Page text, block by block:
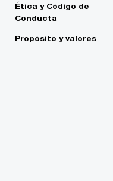
Ética y Código de
Conducta
Propósito y valores